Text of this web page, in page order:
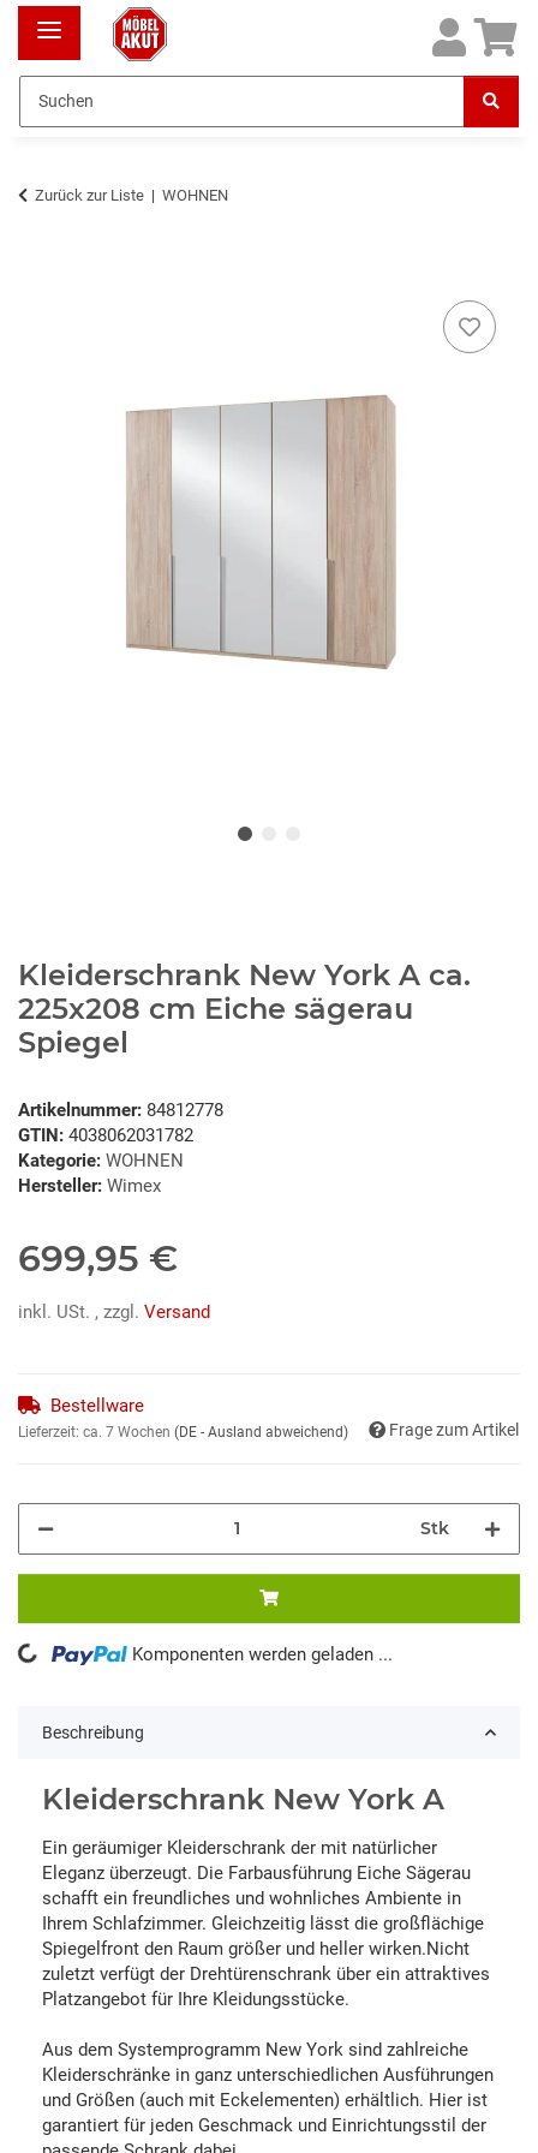
Zurück zur Liste WOHNEN
Kleiderschrank New York A ca.
225x208 cm Eiche sägerau
Spiegel
Artikelnummer: 84812778
GTIN: 4038062031782
Kategorie: WOHNEN
Hersteller: Wimex
699,95 €
inkl. USt. , zzgl. Versand
Bestellware
Lieferzeit: ca. 7 Wochen (DE - Ausland abweichend) Frage zum Artikel
Stk
Komponenten werden geladen ...
Beschreibung
Kleiderschrank New York A
Ein geräumiger Kleiderschrank der mit natürlicher
Eleganz überzeugt. Die Farbausführung Eiche Sägerau
schafft ein freundliches und wohnliches Ambiente in
Ihrem Schlafzimmer. Gleichzeitig lässt die großflächige
Spiegelfront den Raum größer und heller wirken.Nicht
zuletzt verfügt der Drehtürenschrank über ein attraktives
Platzangebot für Ihre Kleidungsstücke.
Aus dem Systemprogramm New York sind zahlreiche
Kleiderschränke in ganz unterschiedlichen Ausführungen
und Größen (auch mit Eckelementen) erhältlich. Hier ist
garantiert für jeden Geschmack und Einrichtungsstil der